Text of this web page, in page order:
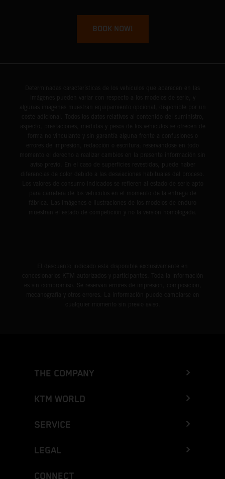
BOOK NOW!
THE COMPANY
KTM WORLD
SERVICE
LEGAL
CONNECT